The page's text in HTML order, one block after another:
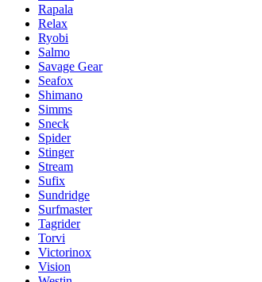
Rapala
Relax
Ryobi
Salmo
Savage Gear
Seafox
Shimano
Simms
Sneck
Spider
Stinger
Stream
Sufix
Sundridge
Surfmaster
Tagrider
Torvi
Victorinox
Vision